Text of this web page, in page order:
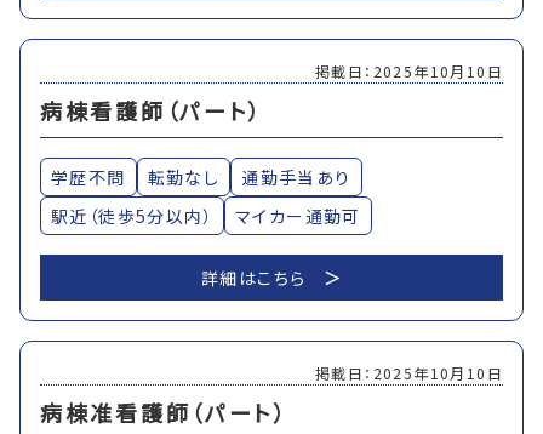
病棟看護師（パート）
掲載日：2025年10月10日
学歴不問 転勤なし
通勤手当あり
駅近（徒歩5分以内）
マイカー通勤可
詳細はこちら
病棟准看護師（パート）
掲載日：2025年10月10日